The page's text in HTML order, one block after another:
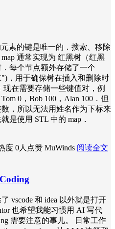
素的键是唯一的．搜索、移除
通常实现为 红黑树（红黑
每个节点额外存储了一个
，用于确保树在插入和删除时
在需要存储一些键值对，例
0，Bob 100，Alan 100．但
，所以无法用姓名作为下标来
是使用 STL 中的 map．
度 0人点赞 MuWinds 阅读全文
vscode 和 idea 以外就是打开
也希望我能习惯用 AI 写代
需要注意的事儿。 日常工作